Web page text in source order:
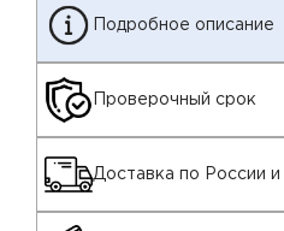
Подробное описание
Проверочный срок
Доставка по России и